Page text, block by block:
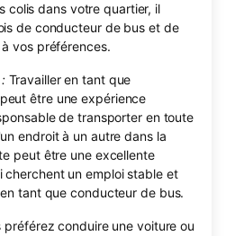
colis dans votre quartier, il
de conducteur de bus et de
vos préférences.
Travailler en tant que
être une expérience
de transporter en toute
endroit à un autre dans la
peut être une excellente
un emploi stable et
tant que conducteur de bus.
préférez conduire une voiture ou